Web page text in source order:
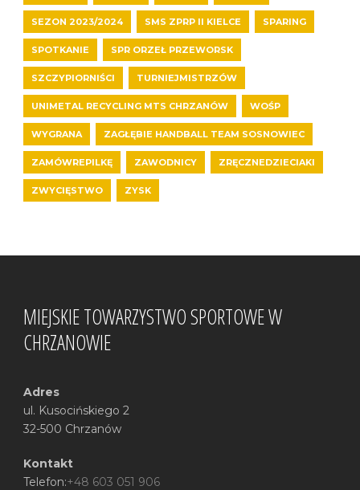
SEZON 2023/2024 SMS ZPRP II KIELCE SPARING
SPOTKANIE SPR ORZEŁ PRZEWORSK
SZCZYPIORNIŚCI TURNIEJMISTRZÓW
UNIMETAL RECYCLING MTS CHRZANÓW WOŚP
WYGRANA ZAGŁĘBIE HANDBALL TEAM SOSNOWIEC
ZAMÓWREPILKĘ ZAWODNICY ZRĘCZNEDZIECIAKI
ZWYCIĘSTWO ZYSK
MIEJSKIE TOWARZYSTWO SPORTOWE W
CHRZANOWIE
Adres
ul. Kusocińskiego 2
32-500 Chrzanów
Kontakt
Telefon:+48 603 051 906